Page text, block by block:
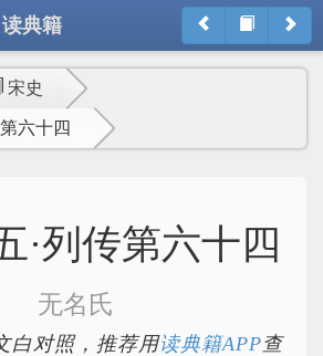
读典籍
宋史
六十四
·列传第六十四
无名氏
白对照，推荐用读典籍APP查